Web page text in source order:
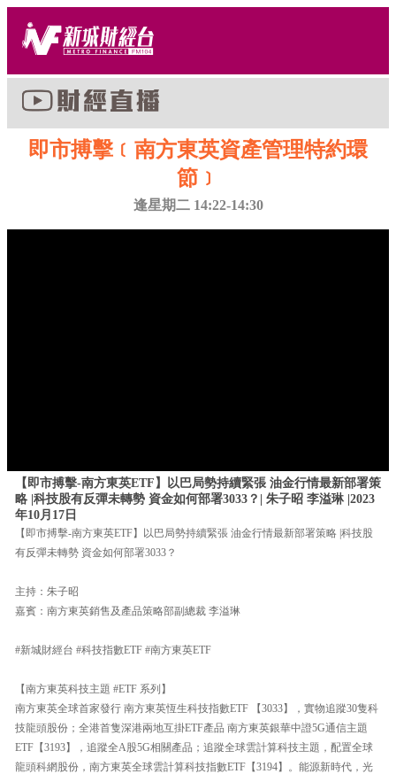
即市搏擊﹝南方東英資產管理特約環
節﹞
逢星期二 14:22-14:30
【即市搏擊-南方東英ETF】以巴局勢持續緊張 油金行情最新部署策
略 |科技股有反彈未轉勢 資金如何部署3033？| 朱子昭 李溢琳 |2023
年10月17日
【即市搏擊-南方東英ETF】以巴局勢持續緊張 油金行情最新部署策略 |科技股
有反彈未轉勢 資金如何部署3033？
主持：朱子昭
嘉賓：南方東英銷售及產品策略部副總裁 李溢琳
#新城財經台 #科技指數ETF #南方東英ETF
【南方東英科技主題 #ETF 系列】
南方東英全球首家發行 南方東英恆生科技指數ETF 【3033】，實物追蹤30隻科
技龍頭股份；全港首隻深港兩地互掛ETF產品 南方東英銀華中證5G通信主題
ETF【3193】，追蹤全A股5G相關產品；追蹤全球雲計算科技主題，配置全球
龍頭科網股份，南方東英全球雲計算科技指數ETF【3194】。能源新時代，光